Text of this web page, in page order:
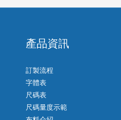
產品資訊
訂製流程
字體表
尺碼表
尺碼量度示範